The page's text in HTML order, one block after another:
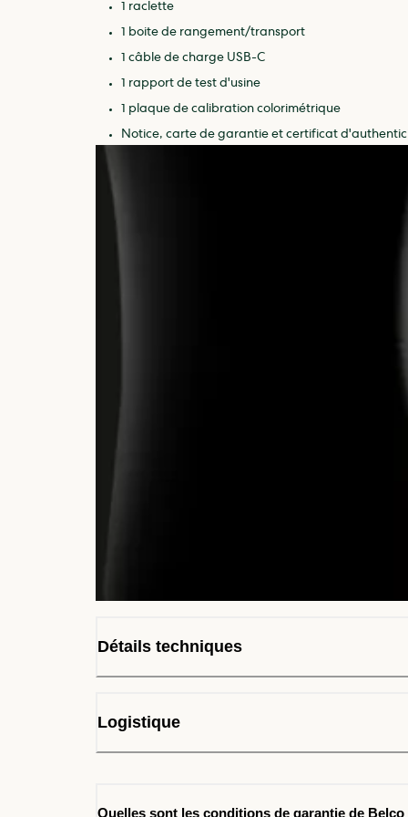
1 raclette
1 boite de rangement/transport
1 câble de charge USB-C
1 rapport de test d'usine
1 plaque de calibration colorimétrique
Notice, carte de garantie et certificat
Détails techniques
Logistique
Quelles sont les conditions de garantie de Belco